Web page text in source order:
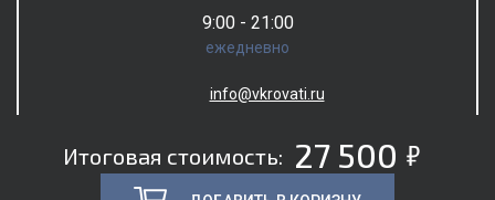
Итоговая стоимость: 27 500 5
9:00 - 21:00
ежедневно
info@vkrovati.ru